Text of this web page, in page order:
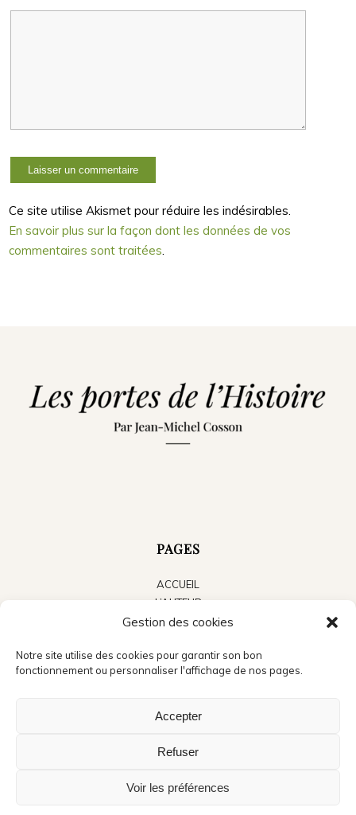
Gestion des cookies
Notre site utilise des cookies pour garantir son bon
fonctionnement ou personnaliser l'affichage de nos pages.
Accepter
Refuser
Voir les préférences
Ce site utilise Akismet pour réduire les indésirables.
En savoir plus sur la façon dont les données de vos
commentaires sont traitées.
PAGES
ACCUEIL
L’AUTEUR
LES LIVRES
ACTUALITÉS
PRESSE
©Copyright - Jean Michel Cosson - Crédits photo accueil : André Méravilles -